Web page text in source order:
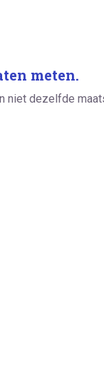
meten.
niet dezelfde